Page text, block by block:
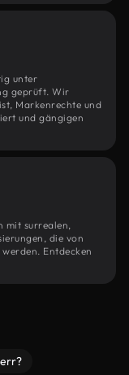
unter
geprüft. Wir
Markenrechte und
und gängigen
mit surrealen,
die von
Entdecken